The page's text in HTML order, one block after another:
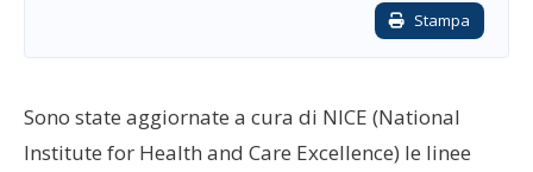
Stampa
Sono state aggiornate a cura di NICE (National
Institute for Health and Care Excellence) le linee